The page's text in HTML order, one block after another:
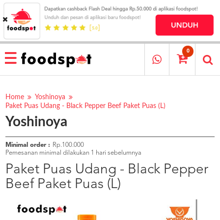
HOME
MENU
RESTAURANT
PESAN
COMPANY
MEREKA
KATALOG
LOYALTY
PROGRAM
0
Home
Yoshinoya
Paket Puas Udang - Black Pepper Beef Paket Puas (L)
Yoshinoya
Minimal order :
Rp.100.000
Pemesanan minimal dilakukan 1 hari sebelumnya
Paket Puas Udang - Black Pepper
Beef Paket Puas (L)